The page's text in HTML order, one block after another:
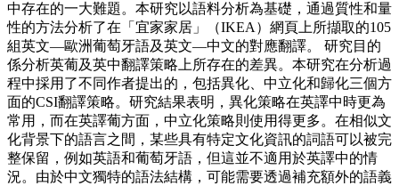
中存在的一大難題。本研究以語料分析為基礎，通過質性和量
性的方法分析了在「宜家家居」（IKEA）網頁上所擷取的105
組英文—歐洲葡萄牙語及英文—中文的對應翻譯。 研究目的
係分析英葡及英中翻譯策略上所存在的差異。本研究在分析過
程中採用了不同作者提出的，包括異化、中立化和歸化三個方
面的CSI翻譯策略。研究結果表明，異化策略在英譯中時更為
常用，而在英譯葡方面，中立化策略則使用得更多。在相似文
化背景下的語言之間，某些具有特定文化資訊的詞語可以被完
整保留，例如英語和葡萄牙語，但這並不適用於英譯中的情
況。由於中文獨特的語法結構，可能需要透過補充額外的語義